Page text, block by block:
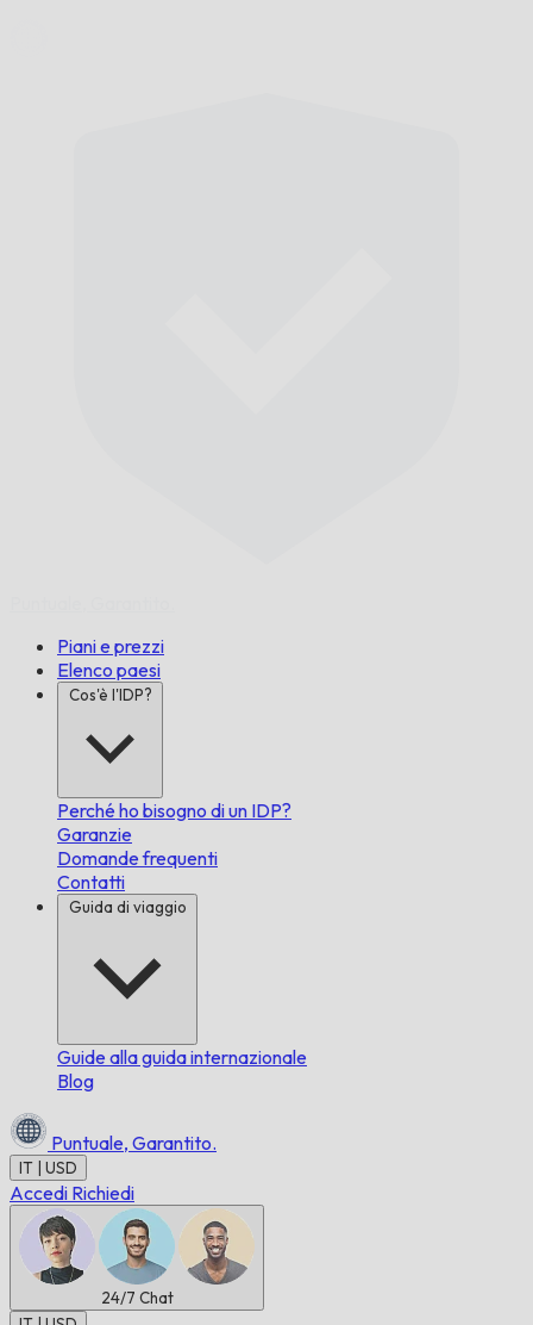
Piani e prezzi
Elenco paesi
Cos'è l'IDP?
Perché ho bisogno di un IDP?
Garanzie
Domande frequenti
Contatti
Guida di viaggio
Guide alla guida internazionale
Blog
Puntuale, Garantito.
IT | USD
Accedi Richiedi
24/7 Chat